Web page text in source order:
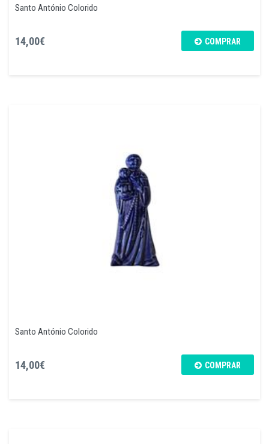
Santo António Colorido
14,00€ COMPRAR
Santo António Colorido
14,00€ COMPRAR